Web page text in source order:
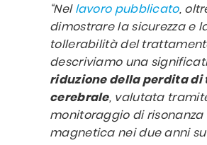
“Nellavoro pubblicato,
dimostrare la sicurezza e
tollerabilità del
descriviamo una
riduzione della perdita di
cerebrale, valutata
monitoraggio di risonanza
magnetica nei due anni